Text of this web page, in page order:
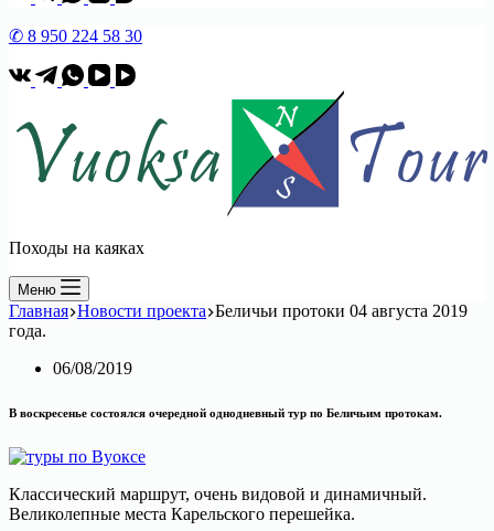
✆ 8 950 224 58 30
Походы на каяках
Меню
Главная Новости проекта Беличьи протоки 04 августа 2019
года.
06/08/2019
В воскресенье состоялся очередной однодневный тур по Беличьим протокам.
Классический маршрут, очень видовой и динамичный.
Великолепные места Карельского перешейка.